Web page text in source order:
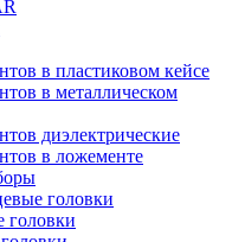
в пластиковом кейсе
в металлическом
диэлектрические
в ложементе
головки
головки